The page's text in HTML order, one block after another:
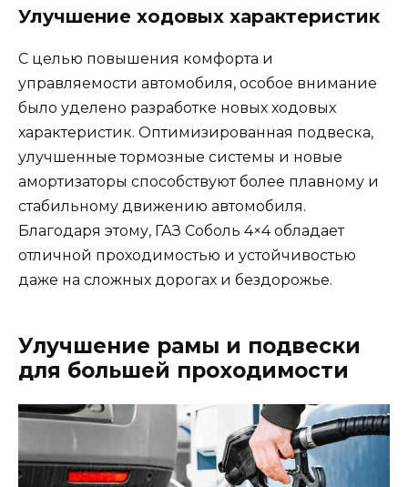
Улучшение ходовых характеристик
С целью повышения комфорта и
управляемости автомобиля, особое внимание
было уделено разработке новых ходовых
характеристик. Оптимизированная подвеска,
улучшенные тормозные системы и новые
амортизаторы способствуют более плавному и
стабильному движению автомобиля.
Благодаря этому, ГАЗ Соболь 4×4 обладает
отличной проходимостью и устойчивостью
даже на сложных дорогах и бездорожье.
Улучшение рамы и подвески
для большей проходимости